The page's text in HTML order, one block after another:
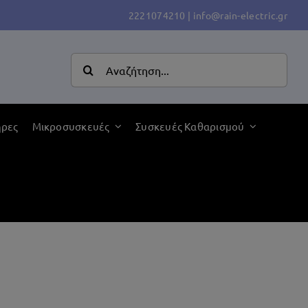
2221074210 | info@rain-electric.gr
Αναζήτηση
για:
Μικροσυσκευές Συσκευές Καθαρισμού